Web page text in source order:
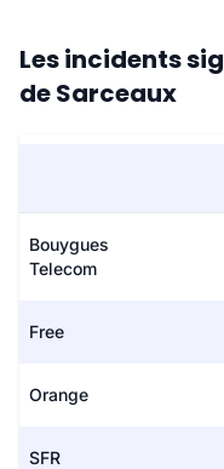
Les incidents
de Sarceaux
Bouygues
Telecom
Free
Orange
SFR